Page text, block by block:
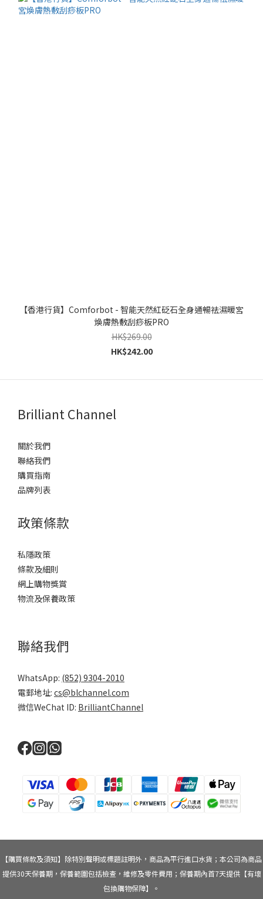
【香港行貨】Comforbot - 智能天然紅砭石全身通暢祛濕暖宮
煥膚熱敷刮痧板PRO
HK$269.00
HK$242.00
Brilliant Channel
關於我們
聯絡我們
購買指南
品牌列表
政策條款
私隱政策
條款及細則
網上購物獎賞
物流及保養政策
聯絡我們
WhatsApp: (852) 9304-2010
電郵地址: cs@blchannel.com
微信WeChat ID: BrilliantChannel
【購買條款及須知】除特別聲明或標題註明外，商品為平行進口水貨；本公司為商品
提供30天保養期，保養範圍包括檢查，維修及零件費用；保養期內首7天提供【有壞
包換購物保障】。